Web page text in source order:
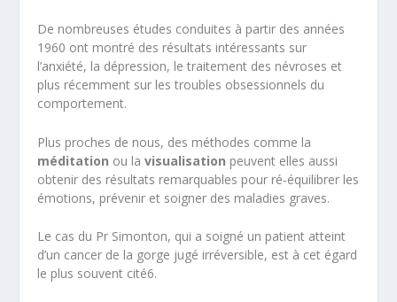
De nombreuses études conduites à partir des années
1960 ont montré des résultats intéressants sur
l’anxiété, la dépression, le traitement des névroses et
plus récemment sur les troubles obsessionnels du
comportement.
Plus proches de nous, des méthodes comme la
méditation ou lavisualisation peuvent elles aussi
obtenir des résultats remarquables pour ré-équilibrer les
émotions, prévenir et soigner des maladies graves.
Le cas du Pr Simonton, qui a soigné un patient atteint
d’un cancer de la gorge jugé irréversible, est à cet égard
le plus souvent cité6.